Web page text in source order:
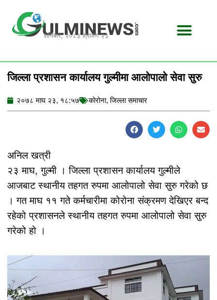
content
शनिबार, २०८३ श्रावण २३
जिल्ला प्रशासन कार्यालय गुल्मीमा आलोपालो सेवा सुरु
२०७८ माघ २३, १८:५७ कोरोना,जिल्ला समाचार
अनिल खत्री
२३ माघ, गुल्मी । जिल्ला प्रशासन कार्यालय गुल्मीले
आजबाट स्थानीय तहगत रुपमा आलोपालो सेवा सुरु गरेको छ
। गत माघ ११ गते कर्मचारीमा कोरोना संक्रमण देखिएर बन्द
रहेको प्रशासनले स्थानीय तहगत रुपमा आलोपालो सेवा सुरु
गरेको हो ।